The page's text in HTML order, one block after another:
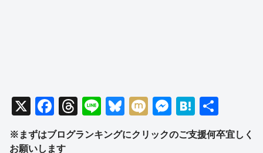
X
F
a
c
T
hr
e
Li
n
e
Bl
e
M
ixi
M
ss
H
at
e
有
※まずはブログランキングにクリックのご支援何卒宜しく
お願いします